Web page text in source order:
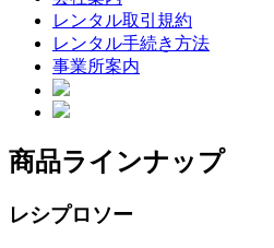
レンタル取引規約
レンタル手続き方法
事業所案内
商品ラインナップ
レシプロソー